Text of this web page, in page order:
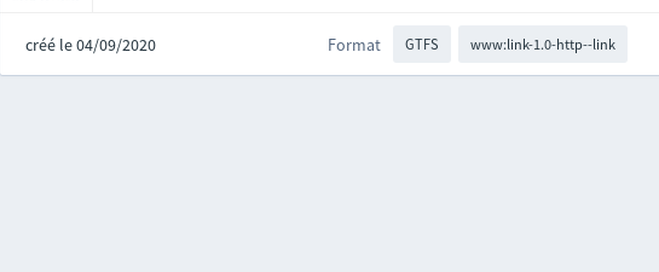
créé le 04/09/2020 Format GTFS www:link-1.0-http--link